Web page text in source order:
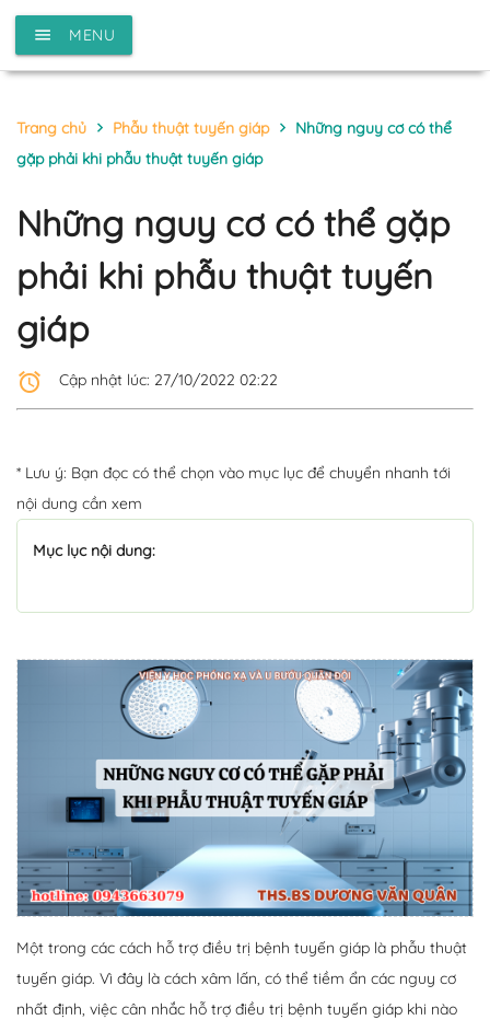
menu MENU
Trang chủ chevron_right Phẫu thuật tuyến giáp chevron_right Những nguy cơ có thể
gặp phải khi phẫu thuật tuyến giáp
Những nguy cơ có thể gặp
phải khi phẫu thuật tuyến
giáp
alarm Cập nhật lúc: 27/10/2022 02:22
* Lưu ý: Bạn đọc có thể chọn vào mục lục để chuyển nhanh tới
nội dung cần xem
Mục lục nội dung:
Một trong các cách hỗ trợ điều trị bệnh tuyến giáp là phẫu thuật
tuyến giáp. Vì đây là cách xâm lấn, có thể tiềm ẩn các nguy cơ
nhất định, việc cân nhắc hỗ trợ điều trị bệnh tuyến giáp khi nào